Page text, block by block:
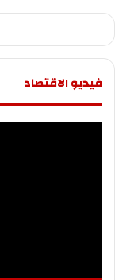
فيديو الاقتصاد